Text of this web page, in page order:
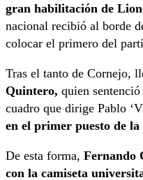
gran habilitación de
nacional recibió al borde
colocar el primero del
Tras el tanto de Cornejo,
Quintero, quien
cuadro que dirige Pablo
en el primer puesto de la
De esta forma, Fernando
con la camiseta